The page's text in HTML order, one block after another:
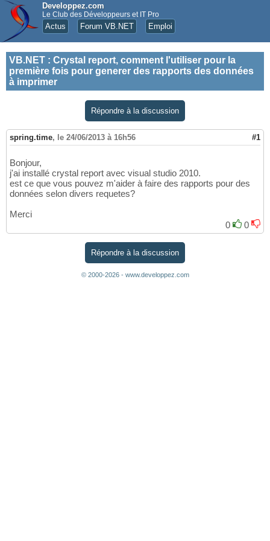
Developpez.com
Le Club des Développeurs et IT Pro
Actus Forum VB.NET Emploi
VB.NET : Crystal report, comment l'utiliser pour la
première fois pour generer des rapports des données
à imprimer
Répondre à la discussion
spring.time, le 24/06/2013 à 16h56 #1
Bonjour,
j'ai installé crystal report avec visual studio 2010.
est ce que vous pouvez m'aider à faire des rapports pour des
données selon divers requetes?
Merci
0
0
Répondre à la discussion
© 2000-2026 - www.developpez.com